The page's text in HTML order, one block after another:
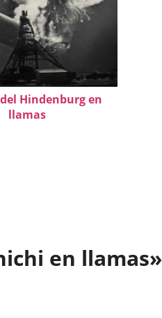
Hindenburg en
llamas
en llamas»